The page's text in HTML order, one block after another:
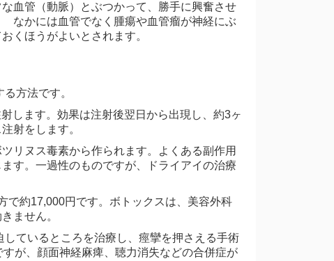
血管（動脈）とぶつかって、勝手に興奮させ
なかには血管でなく腫瘍や血管瘤が神経にぶ
くほうがよいとされます。
方法です。
します。効果は注射後翌日から出現し、約3ヶ
射をします。
リヌス毒素から作られます。よくある副作用
す。一過性のものですが、ドライアイの治療
で約17,000円です。ボトックスは、美容外科
ません。
しているところを治療し、痙攣を押さえる手術
が、顔面神経麻痺、聴力消失などの合併症が